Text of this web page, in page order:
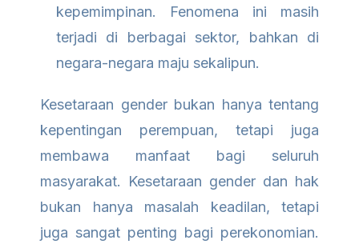
kepemimpinan. Fenomena ini masih
terjadi di berbagai sektor, bahkan di
negara-negara maju sekalipun.
Kesetaraan gender bukan hanya tentang
kepentingan perempuan, tetapi juga
membawa manfaat bagi seluruh
masyarakat. Kesetaraan gender dan hak
bukan hanya masalah keadilan, tetapi
juga sangat penting bagi perekonomian.